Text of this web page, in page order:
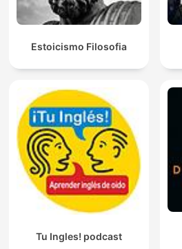
Estoicismo Filosofia
Tu Ingles! podcast